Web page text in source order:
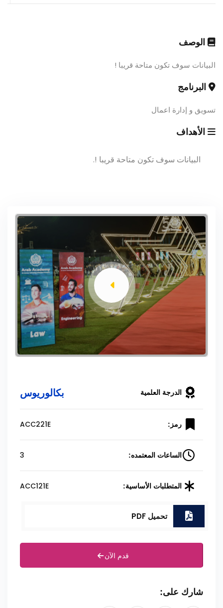
الوصف
البيانات سوف تكون متاحة قريبا !
البرنامج
تسويق و إدارة اعمال
الأهداف
البيانات سوف تكون متاحة قريبا !.
الدرجة العلمية بكالوريوس
رمز: ACC221E
الساعات المعتمده: 3
المتطلبات الأساسية: ACC121E
تحميل PDF
قدم الآن
شارك على: